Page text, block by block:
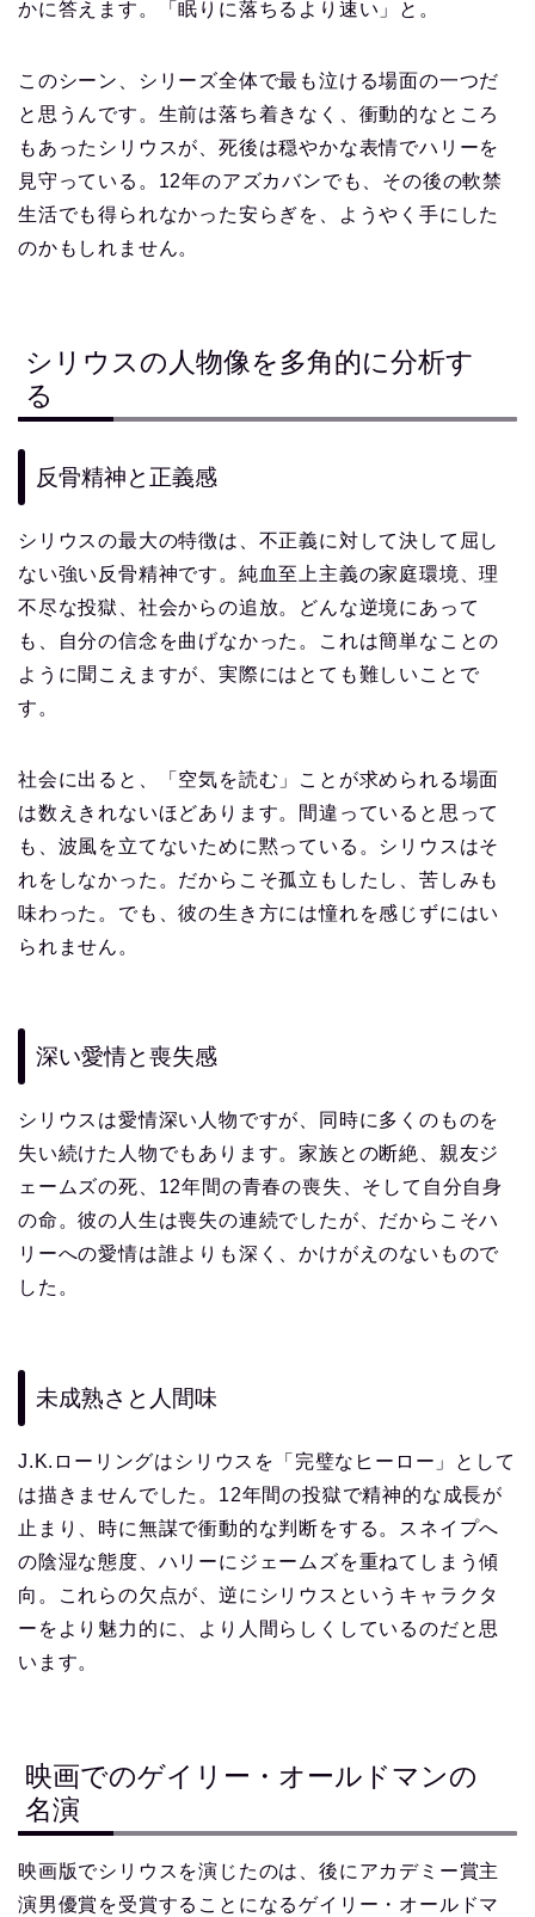
かに答えます。「眠りに落ちるより速い」と。
このシーン、シリーズ全体で最も泣ける場面の一つだ
と思うんです。生前は落ち着きなく、衝動的なところ
もあったシリウスが、死後は穏やかな表情でハリーを
見守っている。12年のアズカバンでも、その後の軟禁
生活でも得られなかった安らぎを、ようやく手にした
のかもしれません。
シリウスの人物像を多角的に分析す
る
反骨精神と正義感
シリウスの最大の特徴は、不正義に対して決して屈し
ない強い反骨精神です。純血至上主義の家庭環境、理
不尽な投獄、社会からの追放。どんな逆境にあって
も、自分の信念を曲げなかった。これは簡単なことの
ように聞こえますが、実際にはとても難しいことで
す。
社会に出ると、「空気を読む」ことが求められる場面
は数えきれないほどあります。間違っていると思って
も、波風を立てないために黙っている。シリウスはそ
れをしなかった。だからこそ孤立もしたし、苦しみも
味わった。でも、彼の生き方には憧れを感じずにはい
られません。
深い愛情と喪失感
シリウスは愛情深い人物ですが、同時に多くのものを
失い続けた人物でもあります。家族との断絶、親友ジ
ェームズの死、12年間の青春の喪失、そして自分自身
の命。彼の人生は喪失の連続でしたが、だからこそハ
リーへの愛情は誰よりも深く、かけがえのないもので
した。
未成熟さと人間味
J.K.ローリングはシリウスを「完璧なヒーロー」として
は描きませんでした。12年間の投獄で精神的な成長が
止まり、時に無謀で衝動的な判断をする。スネイプへ
の陰湿な態度、ハリーにジェームズを重ねてしまう傾
向。これらの欠点が、逆にシリウスというキャラクタ
ーをより魅力的に、より人間らしくしているのだと思
います。
映画でのゲイリー・オールドマンの
名演
映画版でシリウスを演じたのは、後にアカデミー賞主
演男優賞を受賞することになるゲイリー・オールドマ